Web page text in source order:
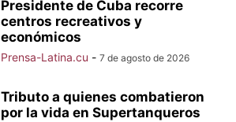
Presidente de Cuba recorre
centros recreativos y
económicos
Prensa-Latina.cu - 7 de agosto de 2026
Tributo a quienes combatieron
por la vida en Supertanqueros